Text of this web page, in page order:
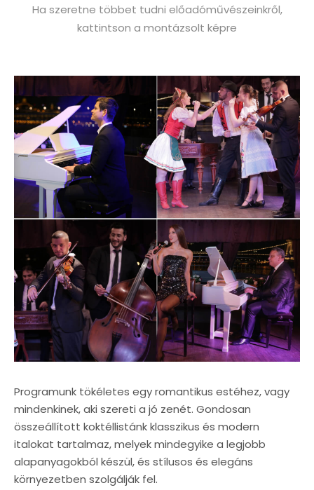
Ha szeretne többet tudni előadóművészeinkről,
kattintson a montázsolt képre
Programunk tökéletes egy romantikus estéhez, vagy
mindenkinek, aki szereti a jó zenét. Gondosan
összeállított koktéllistánk klasszikus és modern
italokat tartalmaz, melyek mindegyike a legjobb
alapanyagokból készül, és stílusos és elegáns
környezetben szolgálják fel.